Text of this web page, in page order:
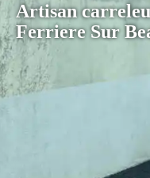
Artisan
Ferriere Sur